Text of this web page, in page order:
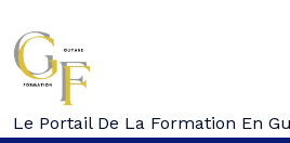
Au
Contenu
Le Portail De La Formation En